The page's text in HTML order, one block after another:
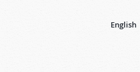
English